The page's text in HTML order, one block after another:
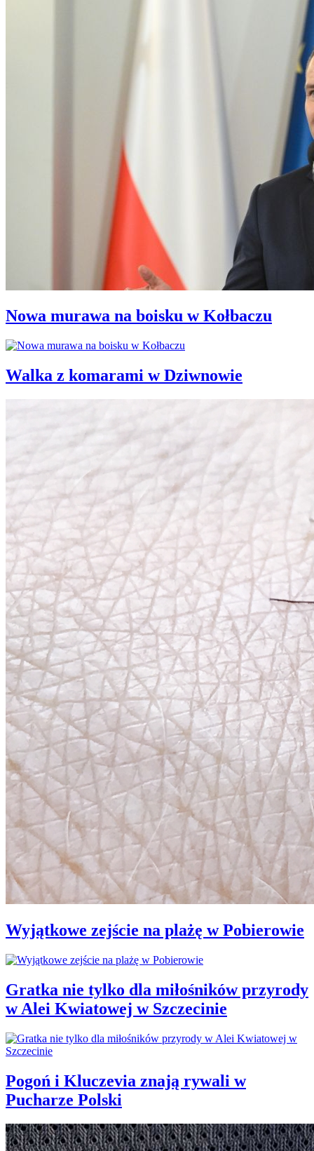
Nowa murawa na boisku w Kołbaczu
Walka z komarami w Dziwnowie
Wyjątkowe zejście na plażę w Pobierowie
Gratka nie tylko dla miłośników przyrody
w Alei Kwiatowej w Szczecinie
Pogoń i Kluczevia znają rywali w
Pucharze Polski